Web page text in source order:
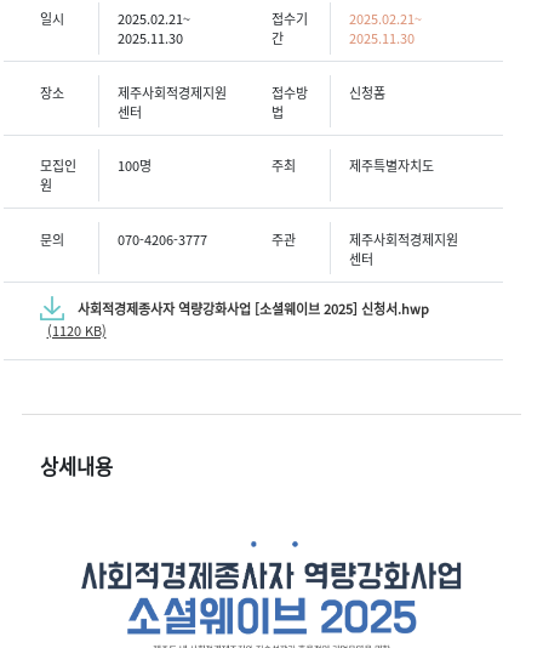
일시
2025.02.21~
2025.11.30
접수기
간
2025.02.21~
2025.11.30
장소
제주사회적경제지원
센터
접수방
법
신청폼
모집인
원
100명 주최 제주특별자치도
문의 070-4206-3777 주관
제주사회적경제지원
센터
사회적경제종사자 역량강화사업 [소셜웨이브 2025] 신청서.hwp
(1120 KB)
상세내용